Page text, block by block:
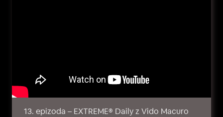
13. epizoda – EXTREME® Daily z Vido Macuro